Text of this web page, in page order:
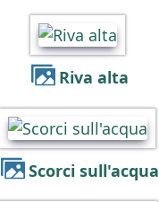
Riva alta
Scorci sull'acqua